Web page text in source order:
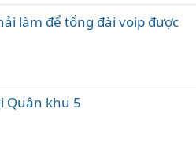
làm để tổng đài voip được
Quân khu 5